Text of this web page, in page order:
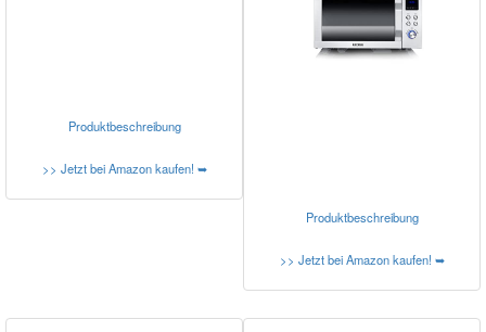
Produktbeschreibung
>> Jetzt bei Amazon kaufen! ➥
Produktbeschreibung
>> Jetzt bei Amazon kaufen! ➥